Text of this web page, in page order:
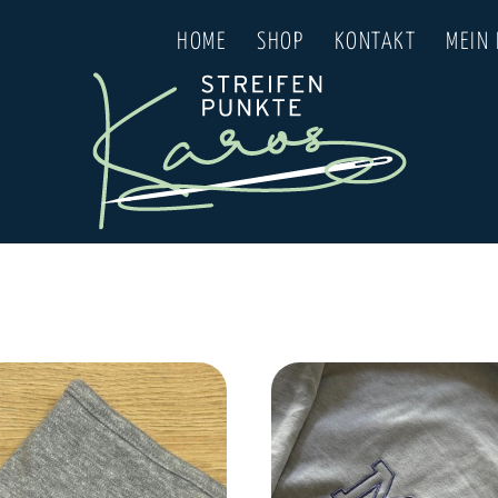
HOME SHOP KONTAKT MEIN